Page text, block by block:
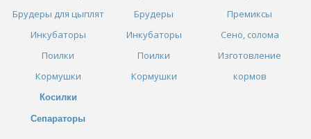
Брудеры для цыплят
Инкубаторы
Поилки
Кормушки
Косилки
Сепараторы
Брудеры
Инкубаторы
Поилки
Кормушки
Премиксы
Сено, солома
Изготовление
кормов